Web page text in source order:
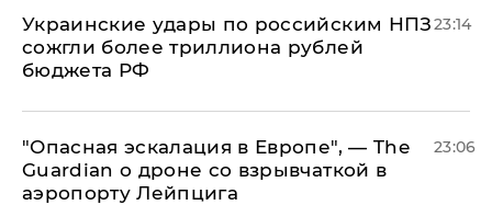
Украинские удары по российским НПЗ
сожгли более триллиона рублей
бюджета РФ
23:14
"Опасная эскалация в Европе", — The
Guardian о дроне со взрывчаткой в
аэропорту Лейпцига
23:06